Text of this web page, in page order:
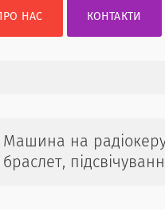
ПРО НАС КОНТАКТИ
Машина на
браслет,